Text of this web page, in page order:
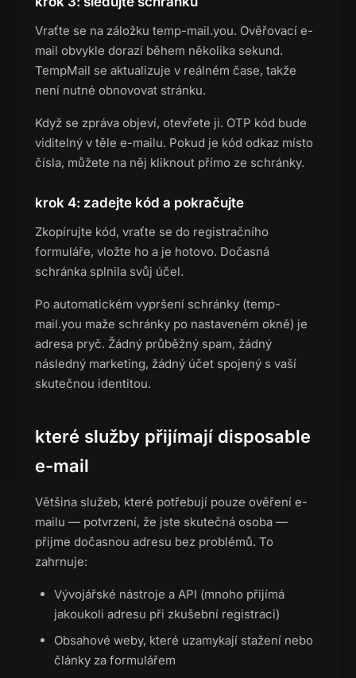
Vraťte se na záložku temp-mail.you. Ověřovací e-
mail obvykle dorazí během několika sekund.
TempMail se aktualizuje v reálném čase, takže
není nutné obnovovat stránku.
Když se zpráva objeví, otevřete ji. OTP kód bude
viditelný v těle e-mailu. Pokud je kód odkaz místo
čísla, můžete na něj kliknout přímo ze schránky.
krok 4: zadejte kód a pokračujte
Zkopírujte kód, vraťte se do registračního
formuláře, vložte ho a je hotovo. Dočasná
schránka splnila svůj účel.
Po automatickém vypršení schránky (temp-
mail.you maže schránky po nastaveném okně) je
adresa pryč. Žádný průběžný spam, žádný
následný marketing, žádný účet spojený s vaší
skutečnou identitou.
které služby přijímají disposable
e-mail
Většina služeb, které potřebují pouze ověření e-
mailu — potvrzení, že jste skutečná osoba —
přijme dočasnou adresu bez problémů. To
zahrnuje:
Vývojářské nástroje a API (mnoho přijímá
jakoukoli adresu při zkušební registraci)
Obsahové weby, které uzamykají stažení nebo
články za formulářem